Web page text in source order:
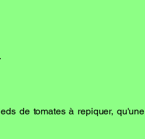
de tomates à repiquer, qu'une